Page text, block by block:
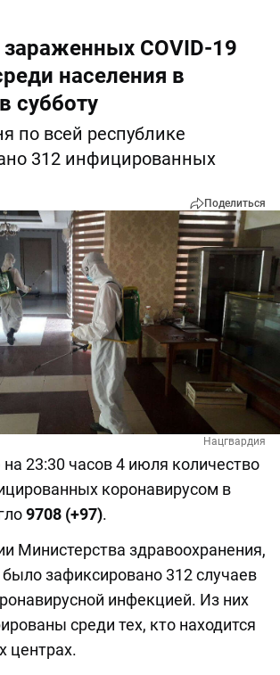
COVID-19
населения в
субботу
по всей республике
312 инфицированных
Поделиться
Нацгвардия
23:30 часов 4 июля количество
коронавирусом в
9708 (+97).
Министерства здравоохранения,
было зафиксировано 312 случаев
инфекцией. Из них
среди тех, кто находится
центрах.